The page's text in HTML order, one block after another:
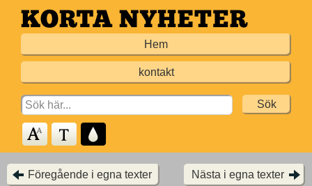
Hoppa
till
Hem
kontakt
Search
for:
Föregående i egna texter Nästa i egna texter